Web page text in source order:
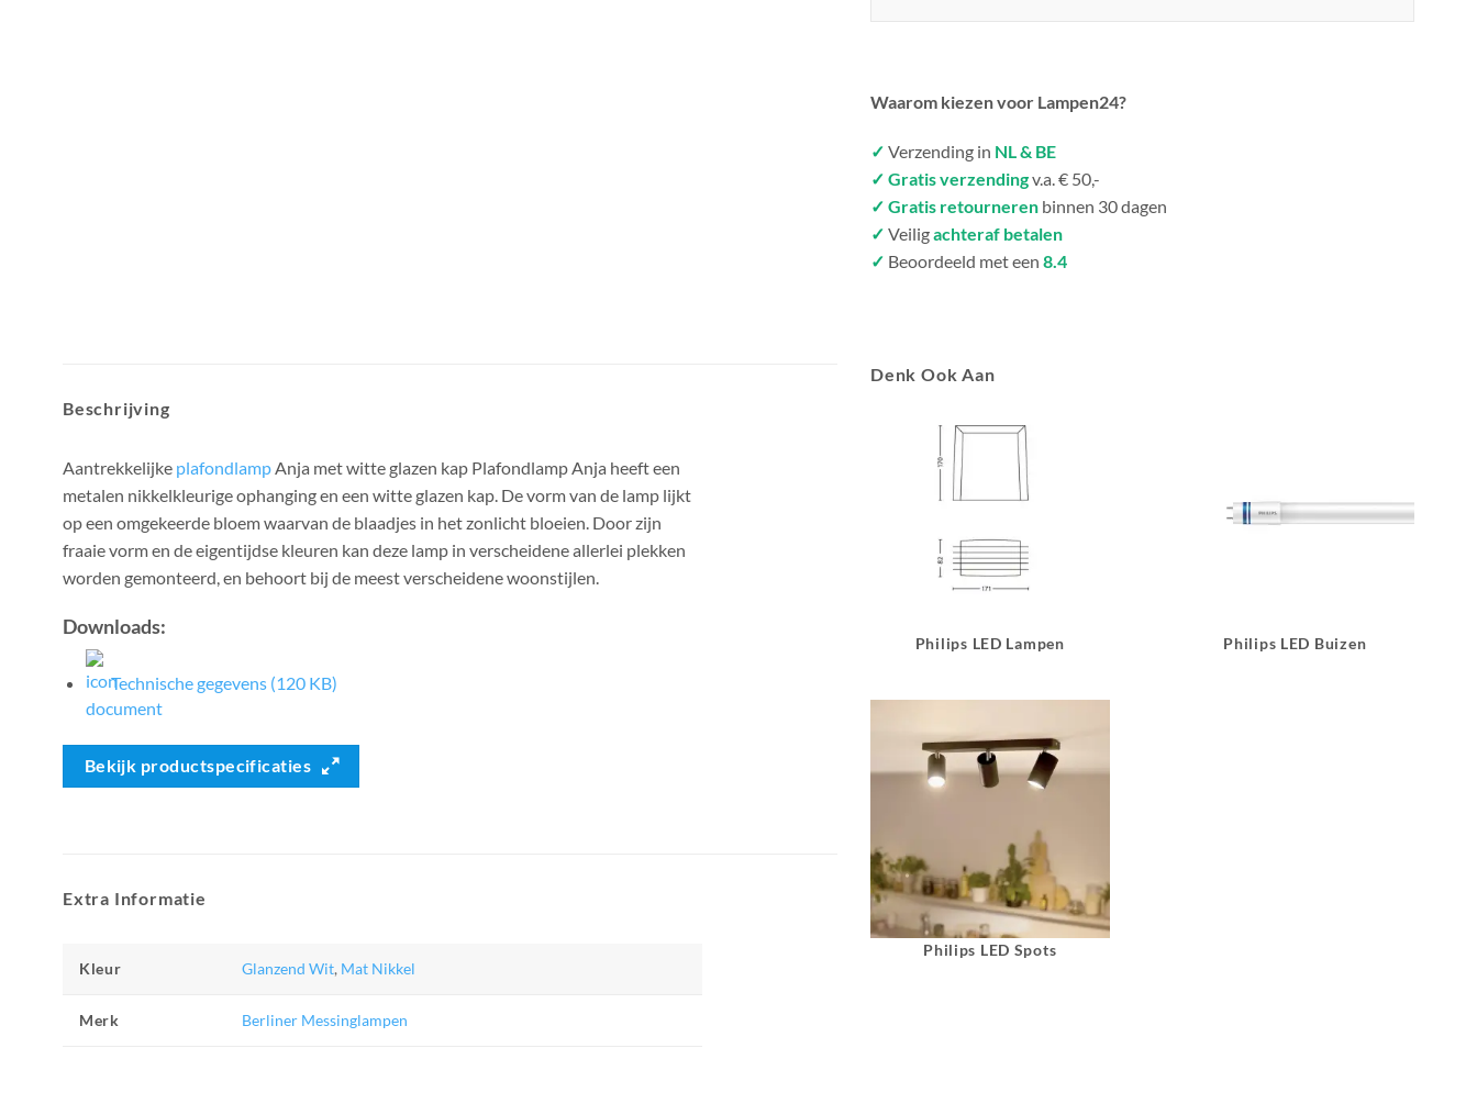
Waarom kiezen voor Lampen24?
✓ Verzending in NL & BE
✓ Gratis verzendingv.a. € 50,-
✓ Gratis retourneren binnen 30 dagen
✓ Veiligachteraf betalen
✓ Beoordeeld met een 8.4
Beschrijving
Aantrekkelijke plafondlampAnja met witte glazen kap Plafondlamp Anja heeft een
metalen nikkelkleurige ophanging en een witte glazen kap. De vorm van de lamp lijkt
op een omgekeerde bloem waarvan de blaadjes in het zonlicht bloeien. Door zijn
fraaie vorm en de eigentijdse kleuren kan deze lamp in verscheidene allerlei plekken
worden gemonteerd, en behoort bij de meest verscheidene woonstijlen.
Downloads:
Technische gegevens (120 KB)
Bekijk productspecificaties
Extra Informatie
Kleur Glanzend Wit, Mat Nikkel
Merk Berliner Messinglampen
Denk Ook Aan
Philips LED Lampen Philips LED Buizen
Philips LED Spots